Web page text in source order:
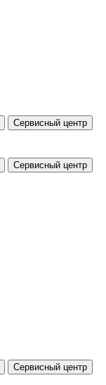
Сервисный центр
Сервисный центр
Сервисный центр